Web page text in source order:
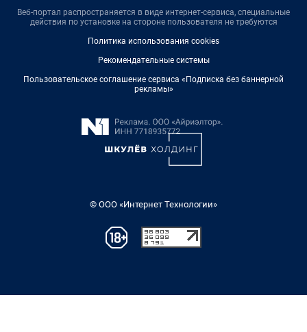
Веб-портал распространяется в виде интернет-сервиса, специальные
действия по установке на стороне пользователя не требуются
Политика использования cookies
Рекомендательные системы
Пользовательское соглашение сервиса «Подписка без баннерной
рекламы»
© ООО «Интернет Технологии»